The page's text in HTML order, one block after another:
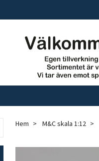
Hem M&C skala 1:12